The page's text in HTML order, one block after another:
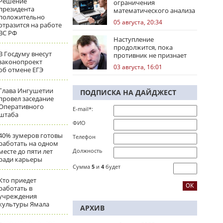
на работе
РФ
Госдуму внесут
отмене ЕГЭ
Ингушетии
заседание
зумеров готовы
на одном
до пяти лет
карьеры
приедет
в
Ямала
ограничения
математического анализа
избирательных кампаний
05 августа, 20:34
Наступление
продолжится, пока
противник не признает
стратегическое
поражение
03 августа, 16:01
ПОДПИСКА НА ДАЙДЖЕСТ
E-mail*:
ФИО
Телефон
Должность
Сумма 5 и 4 будет
АРХИВ